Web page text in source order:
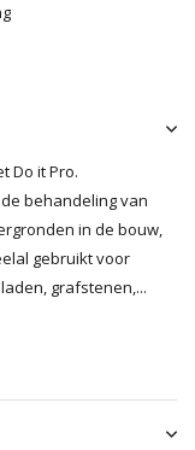
Do it Pro.
behandeling van
in de bouw,
gebruikt voor
grafstenen,...